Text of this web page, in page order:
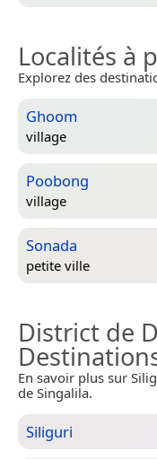
Localités à
Explorez des
Ghoom
village
Poobong
village
Sonada
petite ville
District de
En savoir plus sur
de Singalila.
Siliguri